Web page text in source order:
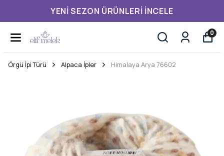
YENI SEZON ÜRÜNLERI İNCELE
0
Örgü İpi Türü Alpaca İpler Himalaya Arya 76602